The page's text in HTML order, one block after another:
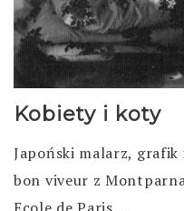
Kobiety i koty
Japoński malarz,
bon viveur z